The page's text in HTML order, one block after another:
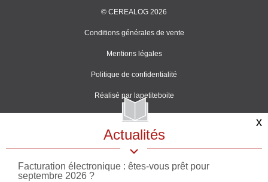
© CEREALOG 2026
Conditions générales de vente
Mentions légales
Politique de confidentialité
Réalisé par lapetiteboite
x
Actualités
CEREALOG obtient la labellisation Numérique
Responsable